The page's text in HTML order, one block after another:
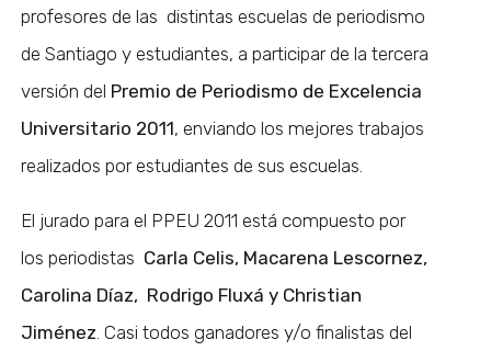
profesores de las distintas escuelas de periodismo
de Santiago y estudiantes, a participar de la tercera
versión del Premio de Periodismo de Excelencia
Universitario 2011, enviando los mejores trabajos
realizados por estudiantes de sus escuelas.
El jurado para el PPEU 2011 está compuesto por
los periodistas Carla Celis, Macarena Lescornez,
Carolina Díaz, Rodrigo Fluxá y Christian
Jiménez. Casi todos ganadores y/o finalistas del